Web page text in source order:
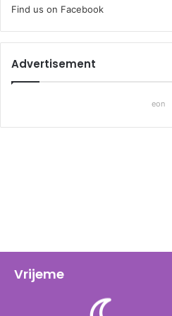
Find us on Facebook
Advertisement
eon
Vrijeme